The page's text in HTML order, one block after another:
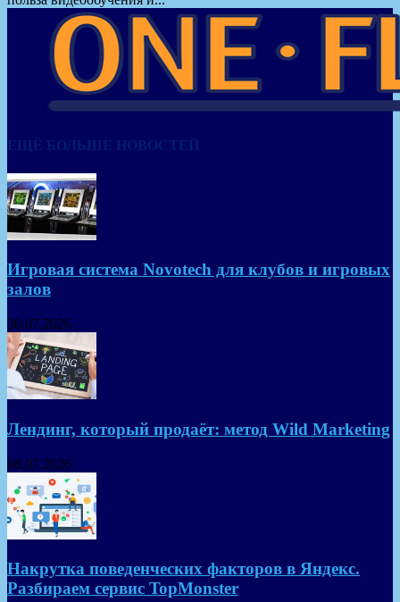
ЕЩЁ БОЛЬШЕ НОВОСТЕЙ
Игровая система Novotech для клубов и игровых
залов
30.07.2026
Лендинг, который продаёт: метод Wild Marketing
08.07.2026
Накрутка поведенческих факторов в Яндекс.
Разбираем сервис TopMonster